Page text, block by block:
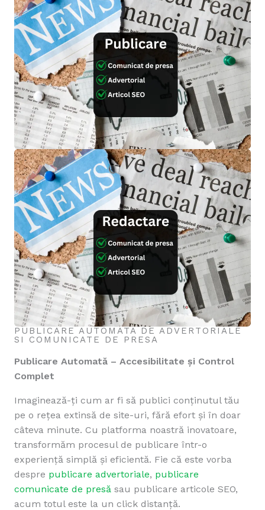
PUBLICARE AUTOMATA DE ADVERTORIALE
SI COMUNICATE DE PRESA
Publicare Automată – Accesibilitate și Control
Complet
Imaginează-ți cum ar fi să publici conținutul tău
pe o rețea extinsă de site-uri, fără efort și în doar
câteva minute. Cu platforma noastră inovatoare,
transformăm procesul de publicare într-o
experiență simplă și eficientă. Fie că este vorba
despre publicare advertoriale, publicare
comunicate de presă sau publicare articole SEO,
acum totul este la un click distanță.